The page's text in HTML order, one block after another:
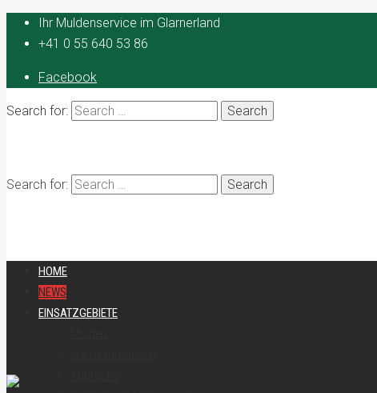
Ihr Muldenservice im Glarnerland
+41 0 55 640 53 86
Facebook
Search for:
Search for:
HOME
NEWS
EINSATZGEBIETE